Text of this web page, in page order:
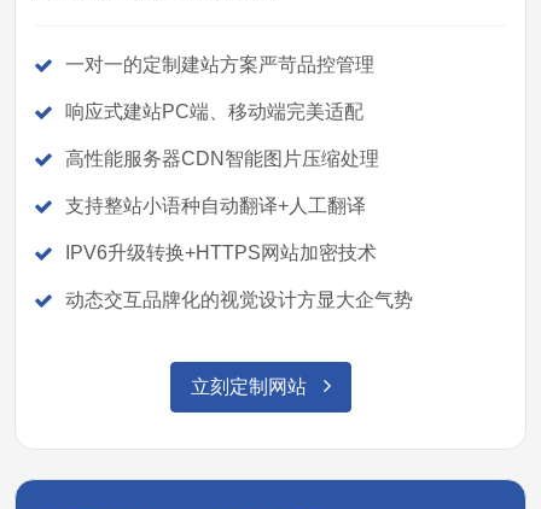
一对一的定制建站方案严苛品控管理
响应式建站PC端、移动端完美适配
高性能服务器CDN智能图片压缩处理
支持整站小语种自动翻译+人工翻译
IPV6升级转换+HTTPS网站加密技术
动态交互品牌化的视觉设计方显大企气势
立刻定制网站